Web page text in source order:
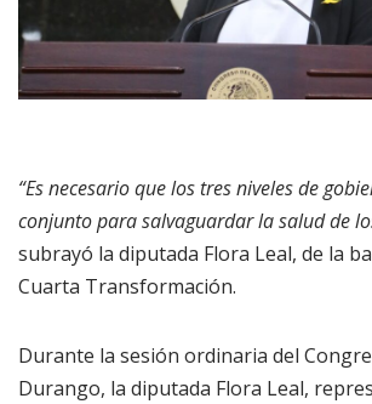
“Es necesario que los tres niveles de
conjunto para salvaguardar la salud de
subrayó la diputada Flora Leal, de la
Cuarta Transformación.
Durante la sesión ordinaria del
Durango, la diputada Flora Leal,